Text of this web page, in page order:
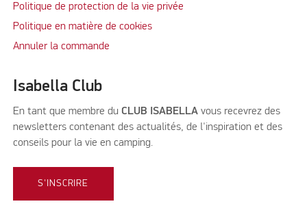
Politique de protection de la vie privée
Politique en matière de cookies
Annuler la commande
Isabella Club
En tant que membre du CLUB ISABELLA vous recevrez des
newsletters contenant des actualités, de l'inspiration et des
conseils pour la vie en camping.
S'INSCRIRE